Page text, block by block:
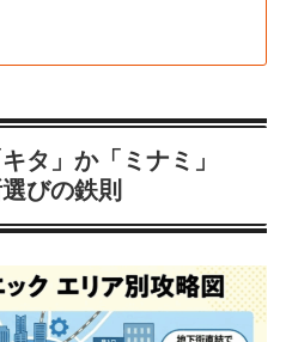
タ」か「ミナミ」
びの鉄則